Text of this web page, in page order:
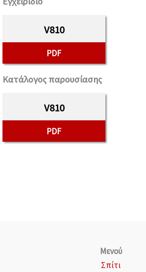
V810
PDF
Κατάλογος παρουσίασης
V810
PDF
Μενού
Σπίτι